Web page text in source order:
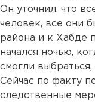
Он уточнил, что
человек, все они
района и к Хабде
начался ночью,
смогли
Сейчас по факту
следственные